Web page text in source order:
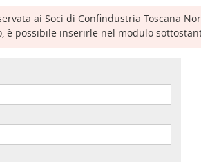
DESIGNAZIONE
ORGANI DI CONTROLLO
COMITATO PICCOLA
INDUSTRIA
GRUPPI DI
ai Soci di Confindustria Toscana
è possibile inserirle nel modulo